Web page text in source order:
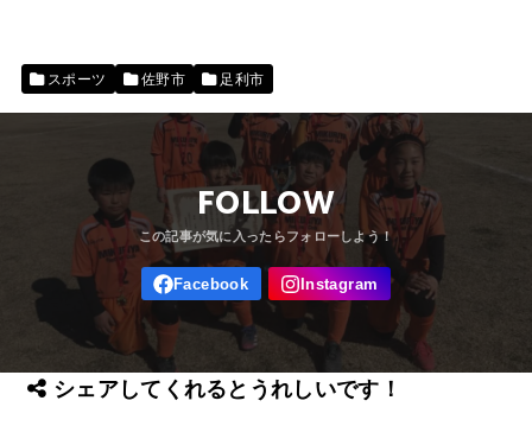
スポーツ 佐野市 足利市
FOLLOW
シェアしてくれるとうれしいです！